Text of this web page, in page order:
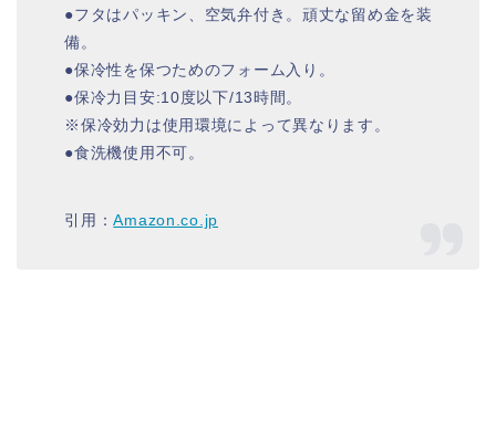
●フタはパッキン、空気弁付き。頑丈な留め金を装
備。
●保冷性を保つためのフォーム入り。
●保冷力目安:10度以下/13時間。
※保冷効力は使用環境によって異なります。
●食洗機使用不可。
引用：Amazon.co.jp